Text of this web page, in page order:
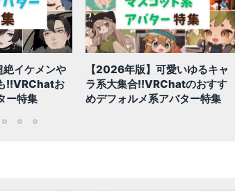
絶イケメンや
!!VRChatお
ー特集
【2026年版】可愛いゆるキャ
ラ系大集合!!VRChatのおすす
めデフォルメ系アバター特集